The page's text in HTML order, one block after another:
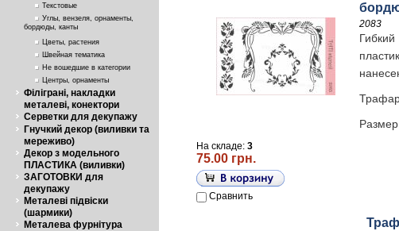
Текстовые
Углы, вензеля, орнаменты,
бордюды, канты
Цветы, растения
Швейная тематика
Не вошедшие в категории
Центры, орнаменты
Філіграні, накладки
металеві, конектори
Серветки для декупажу
Гнучкий декор (виливки та
мереживо)
Декор з модельного
ПЛАСТИКА (виливки)
ЗАГОТОВКИ для
декупажу
Металеві підвіски
(шармики)
Металева фурнітура
2083
На складе: 3
75.00 грн.
Сравнить